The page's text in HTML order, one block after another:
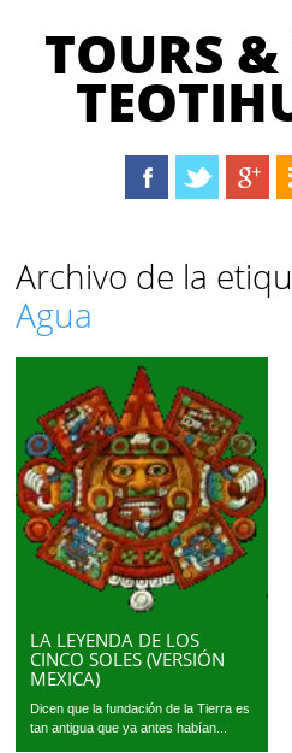
TOURS
Menú principal
al
contenido
Archivo de la
Agua
LA LEYENDA DE LOS
CINCO SOLES (VERSIÓN
MEXICA)
Dicen que la fundación de la Tierra es
tan antigua que ya antes habían...